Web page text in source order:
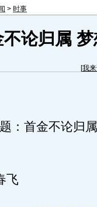
> 时事
论归属
[我
：首金不论归
飞